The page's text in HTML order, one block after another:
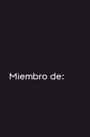
Miembro de: